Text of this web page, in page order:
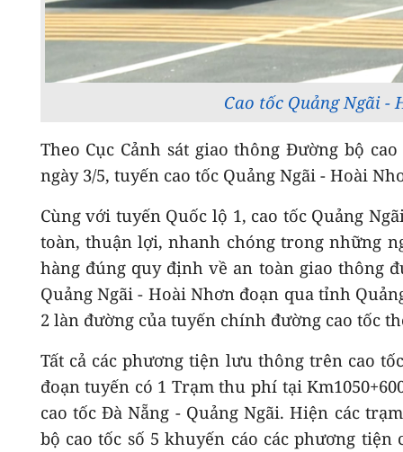
Cao tốc Quảng Ngãi -
Theo Cục Cảnh sát giao thông Đường bộ
ngày 3/5, tuyến cao tốc Quảng Ngãi - Hoài
Cùng với tuyến Quốc lộ 1, cao tốc Quảng
toàn, thuận lợi, nhanh chóng trong những
hàng đúng quy định về an toàn giao thông
Quảng Ngãi - Hoài Nhơn đoạn qua tỉnh
2 làn đường của tuyến chính đường cao tốc
Tất cả các phương tiện lưu thông trên cao
đoạn tuyến có 1 Trạm thu phí tại
cao tốc Đà Nẵng - Quảng Ngãi. Hiện các
bộ cao tốc số 5 khuyến cáo các phương